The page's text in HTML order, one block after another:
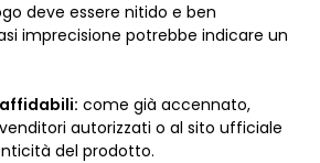
deve essere nitido e ben
imprecisione potrebbe indicare un
come già accennato,
autorizzati o al sito ufficiale
del prodotto.